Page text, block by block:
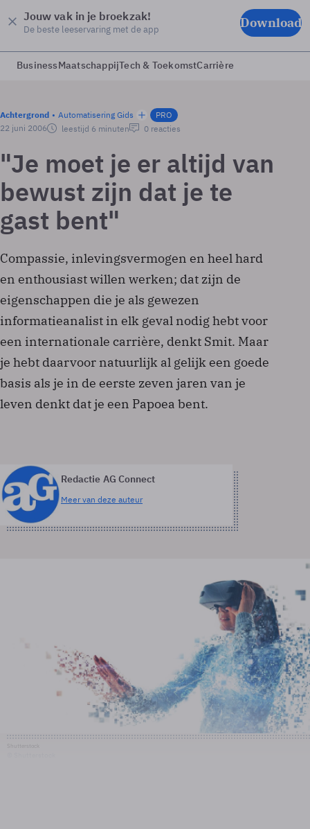
Jouw vak in je broekzak!
De beste leeservaring met de app Download
BusinessMaatschappijTech & ToekomstCarrière
Achtergrond Automatisering Gids
PRO
22 juni 2006
leestijd 6 minuten 0 reacties
"Je moet je er altijd van
bewust zijn dat je te
gast bent"
Compassie, inlevingsvermogen en heel hard
en enthousiast willen werken; dat zijn de
eigenschappen die je als gewezen
informatieanalist in elk geval nodig hebt voor
een internationale carrière, denkt Smit. Maar
je hebt daarvoor natuurlijk al gelijk een goede
basis als je in de eerste zeven jaren van je
leven denkt dat je een Papoea bent.
Redactie AG Connect
Meer van deze auteur